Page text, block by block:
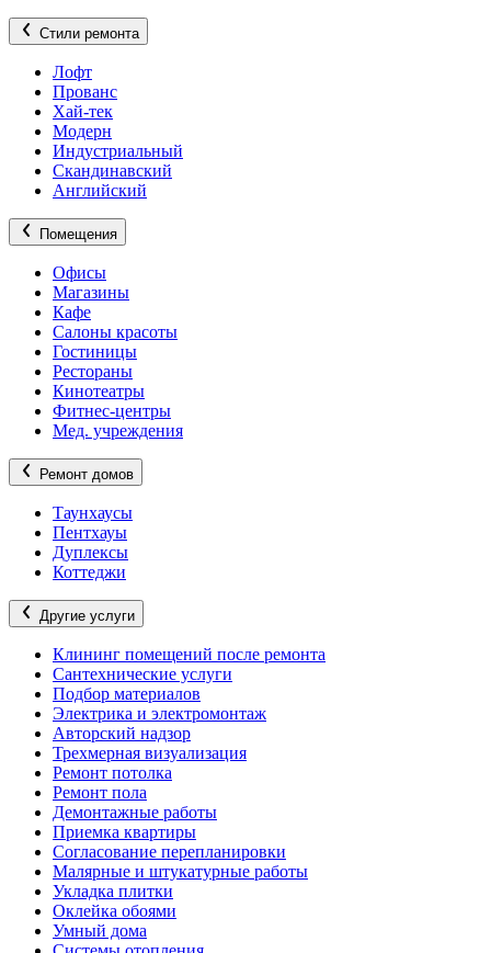
Стили ремонта
Лофт
Прованс
Хай-тек
Модерн
Индустриальный
Скандинавский
Английский
Помещения
Офисы
Магазины
Кафе
Салоны красоты
Гостиницы
Рестораны
Кинотеатры
Фитнес-центры
Мед. учреждения
Ремонт домов
Таунхаусы
Пентхауы
Дуплексы
Коттеджи
Другие услуги
Клининг помещений после ремонта
Сантехнические услуги
Подбор материалов
Электрика и электромонтаж
Авторский надзор
Трехмерная визуализация
Ремонт потолка
Ремонт пола
Демонтажные работы
Приемка квартиры
Согласование перепланировки
Малярные и штукатурные работы
Укладка плитки
Оклейка обоями
Умный дома